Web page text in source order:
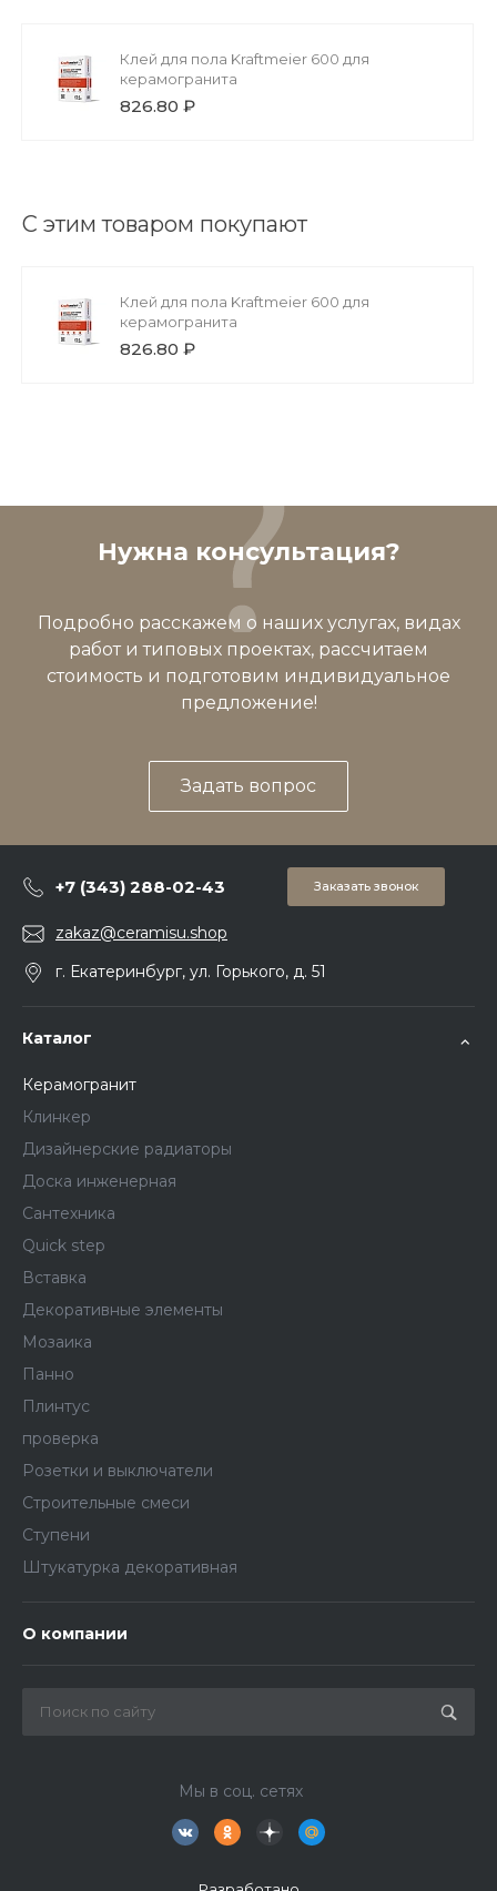
Клей для пола Kraftmeier 600 для
керамогранита
826.80 ₽
С этим товаром покупают
Клей для пола Kraftmeier 600 для
керамогранита
826.80 ₽
Нужна консультация?
Подробно расскажем о наших услугах, видах
работ и типовых проектах, рассчитаем
стоимость и подготовим индивидуальное
предложение!
Задать вопрос
+7 (343) 288-02-43 Заказать звонок
zakaz@ceramisu.shop
г. Екатеринбург, ул. Горького, д. 51
Каталог
Керамогранит
Клинкер
Дизайнерские радиаторы
Доска инженерная
Сантехника
Quick step
Вставка
Декоративные элементы
Мозаика
Панно
Плинтус
проверка
Розетки и выключатели
Строительные смеси
Ступени
Штукатурка декоративная
О компании
Мы в соц. сетях